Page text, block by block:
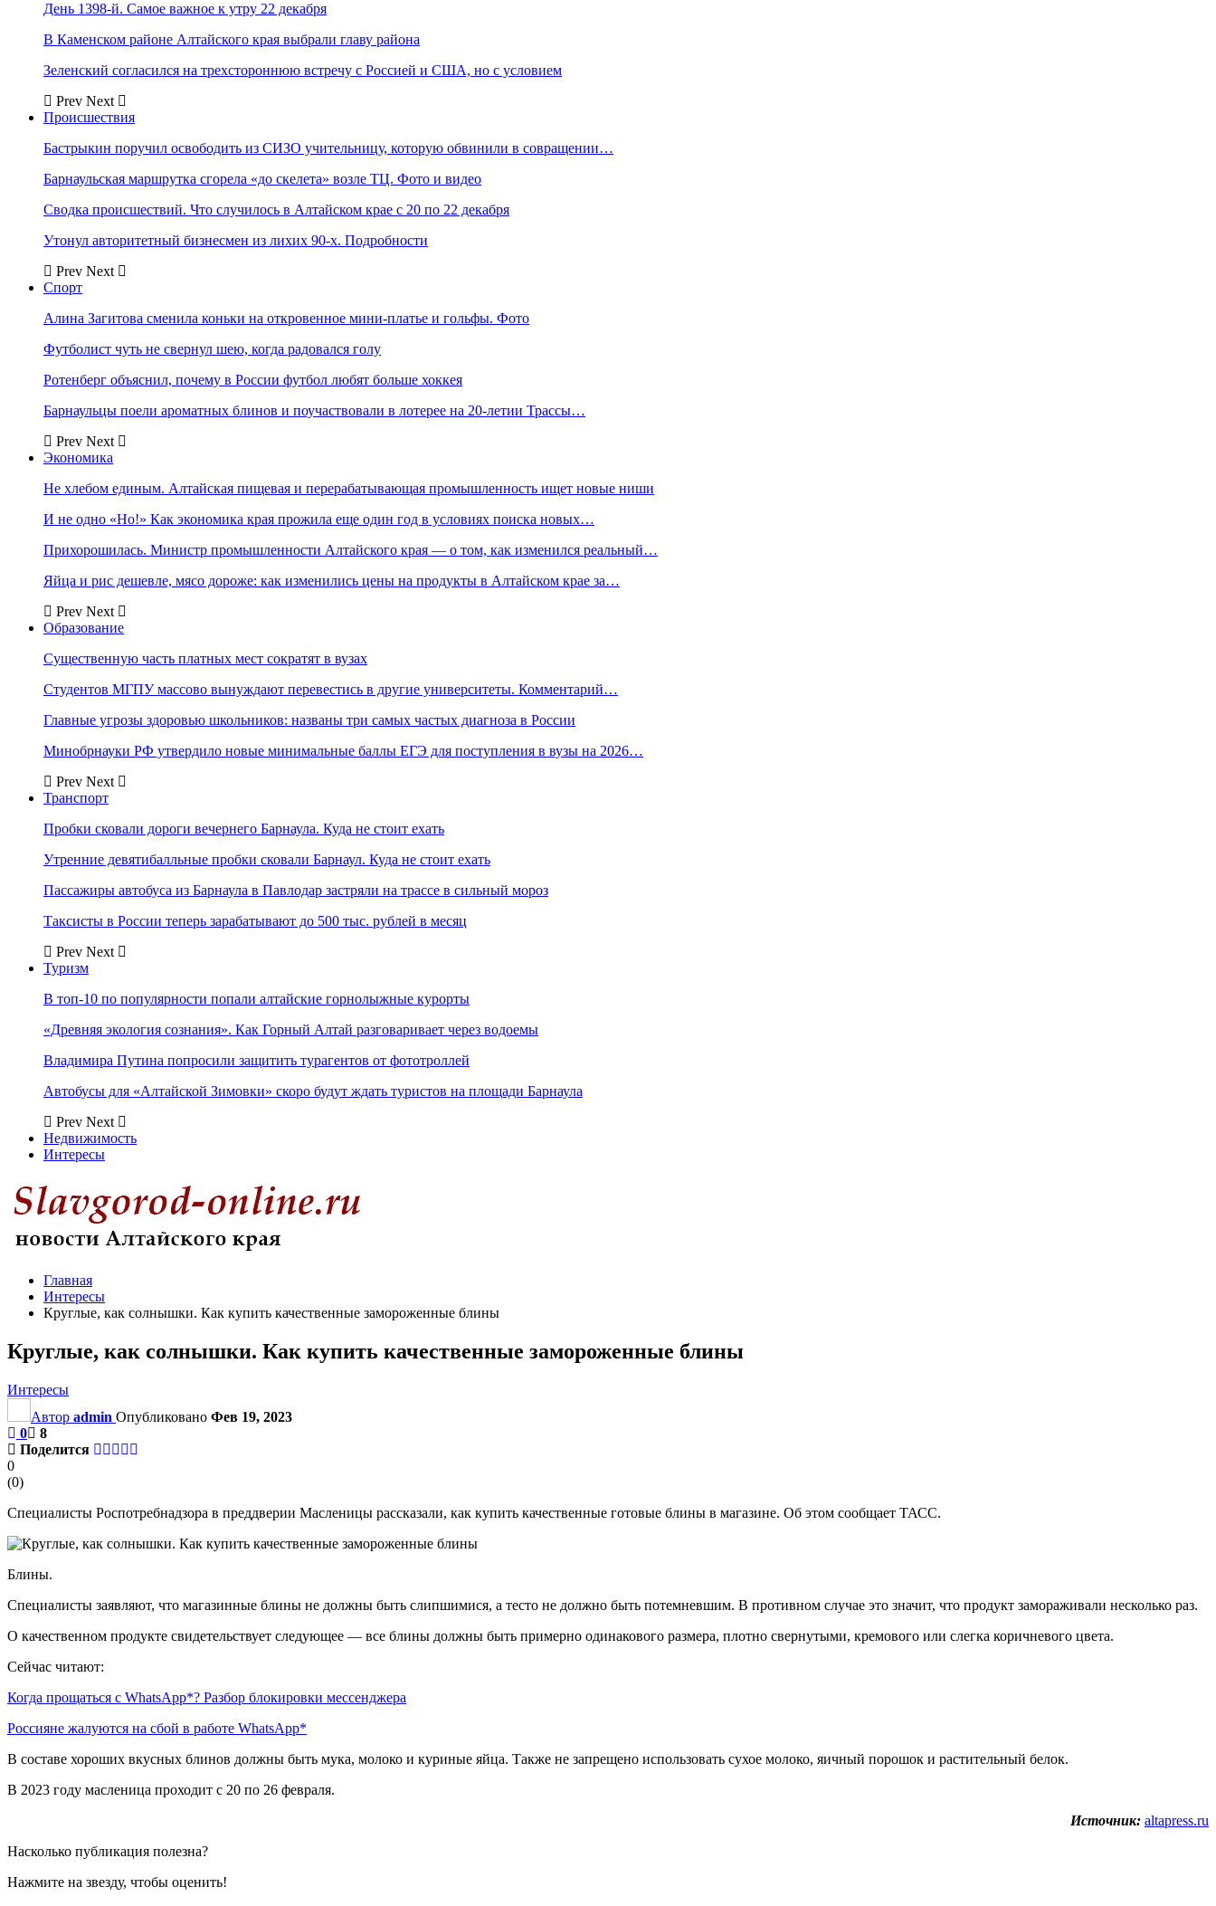
День 1398-й. Самое важное к утру 22 декабря
В Каменском районе Алтайского края выбрали главу района
Зеленский согласился на трехстороннюю встречу с Россией и США, но с условием
Prev Next
Происшествия
Бастрыкин поручил освободить из СИЗО учительницу, которую обвинили в совращении…
Барнаульская маршрутка сгорела «до скелета» возле ТЦ. Фото и видео
Сводка происшествий. Что случилось в Алтайском крае с 20 по 22 декабря
Утонул авторитетный бизнесмен из лихих 90-х. Подробности
Prev Next
Спорт
Алина Загитова сменила коньки на откровенное мини-платье и гольфы. Фото
Футболист чуть не свернул шею, когда радовался голу
Ротенберг объяснил, почему в России футбол любят больше хоккея
Барнаульцы поели ароматных блинов и поучаствовали в лотерее на 20-летии Трассы…
Prev Next
Экономика
Не хлебом единым. Алтайская пищевая и перерабатывающая промышленность ищет новые ниши
И не одно «Но!» Как экономика края прожила еще один год в условиях поиска новых…
Прихорошилась. Министр промышленности Алтайского края — о том, как изменился реальный…
Яйца и рис дешевле, мясо дороже: как изменились цены на продукты в Алтайском крае за…
Prev Next
Образование
Существенную часть платных мест сократят в вузах
Студентов МГПУ массово вынуждают перевестись в другие университеты. Комментарий…
Главные угрозы здоровью школьников: названы три самых частых диагноза в России
Минобрнауки РФ утвердило новые минимальные баллы ЕГЭ для поступления в вузы на 2026…
Prev Next
Транспорт
Пробки сковали дороги вечернего Барнаула. Куда не стоит ехать
Утренние девятибалльные пробки сковали Барнаул. Куда не стоит ехать
Пассажиры автобуса из Барнаула в Павлодар застряли на трассе в сильный мороз
Таксисты в России теперь зарабатывают до 500 тыс. рублей в месяц
Prev Next
Туризм
В топ-10 по популярности попали алтайские горнолыжные курорты
«Древняя экология сознания». Как Горный Алтай разговаривает через водоемы
Владимира Путина попросили защитить турагентов от фототроллей
Автобусы для «Алтайской Зимовки» скоро будут ждать туристов на площади Барнаула
Prev Next
Недвижимость
Интересы
Главная
Интересы
Круглые, как солнышки. Как купить качественные замороженные блины
Круглые, как солнышки. Как купить качественные замороженные блины
Интересы
Автор admin Опубликовано Фев 19, 2023
0
8
Поделится
0
(0)
Специалисты Роспотребнадзора в преддверии Масленицы рассказали, как купить качественные готовые блины в магазине. Об этом сообщает ТАСС.
Блины.
Специалисты заявляют, что магазинные блины не должны быть слипшимися, а тесто не должно быть потемневшим. В противном случае это значит, что продукт замораживали несколько раз.
О качественном продукте свидетельствует следующее — все блины должны быть примерно одинакового размера, плотно свернутыми, кремового или слегка коричневого цвета.
Сейчас читают:
Когда прощаться с WhatsApp*? Разбор блокировки мессенджера
Россияне жалуются на сбой в работе WhatsApp*
В составе хороших вкусных блинов должны быть мука, молоко и куриные яйца. Также не запрещено использовать сухое молоко, яичный порошок и растительный белок.
В 2023 году масленица проходит с 20 по 26 февраля.
Источник: altapress.ru
Насколько публикация полезна?
Нажмите на звезду, чтобы оценить!